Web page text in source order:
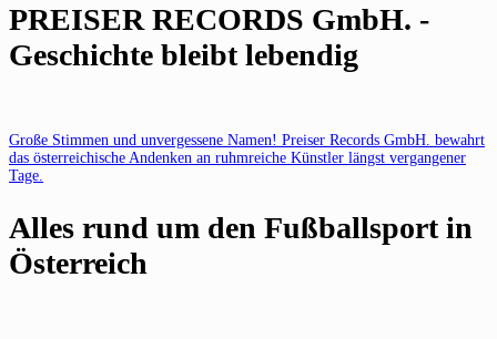
PREISER RECORDS GmbH. -
Geschichte bleibt lebendig
Große Stimmen und unvergessene Namen! Preiser Records GmbH. bewahrt
das österreichische Andenken an ruhmreiche Künstler längst vergangener
Tage.
Alles rund um den Fußballsport in
Österreich